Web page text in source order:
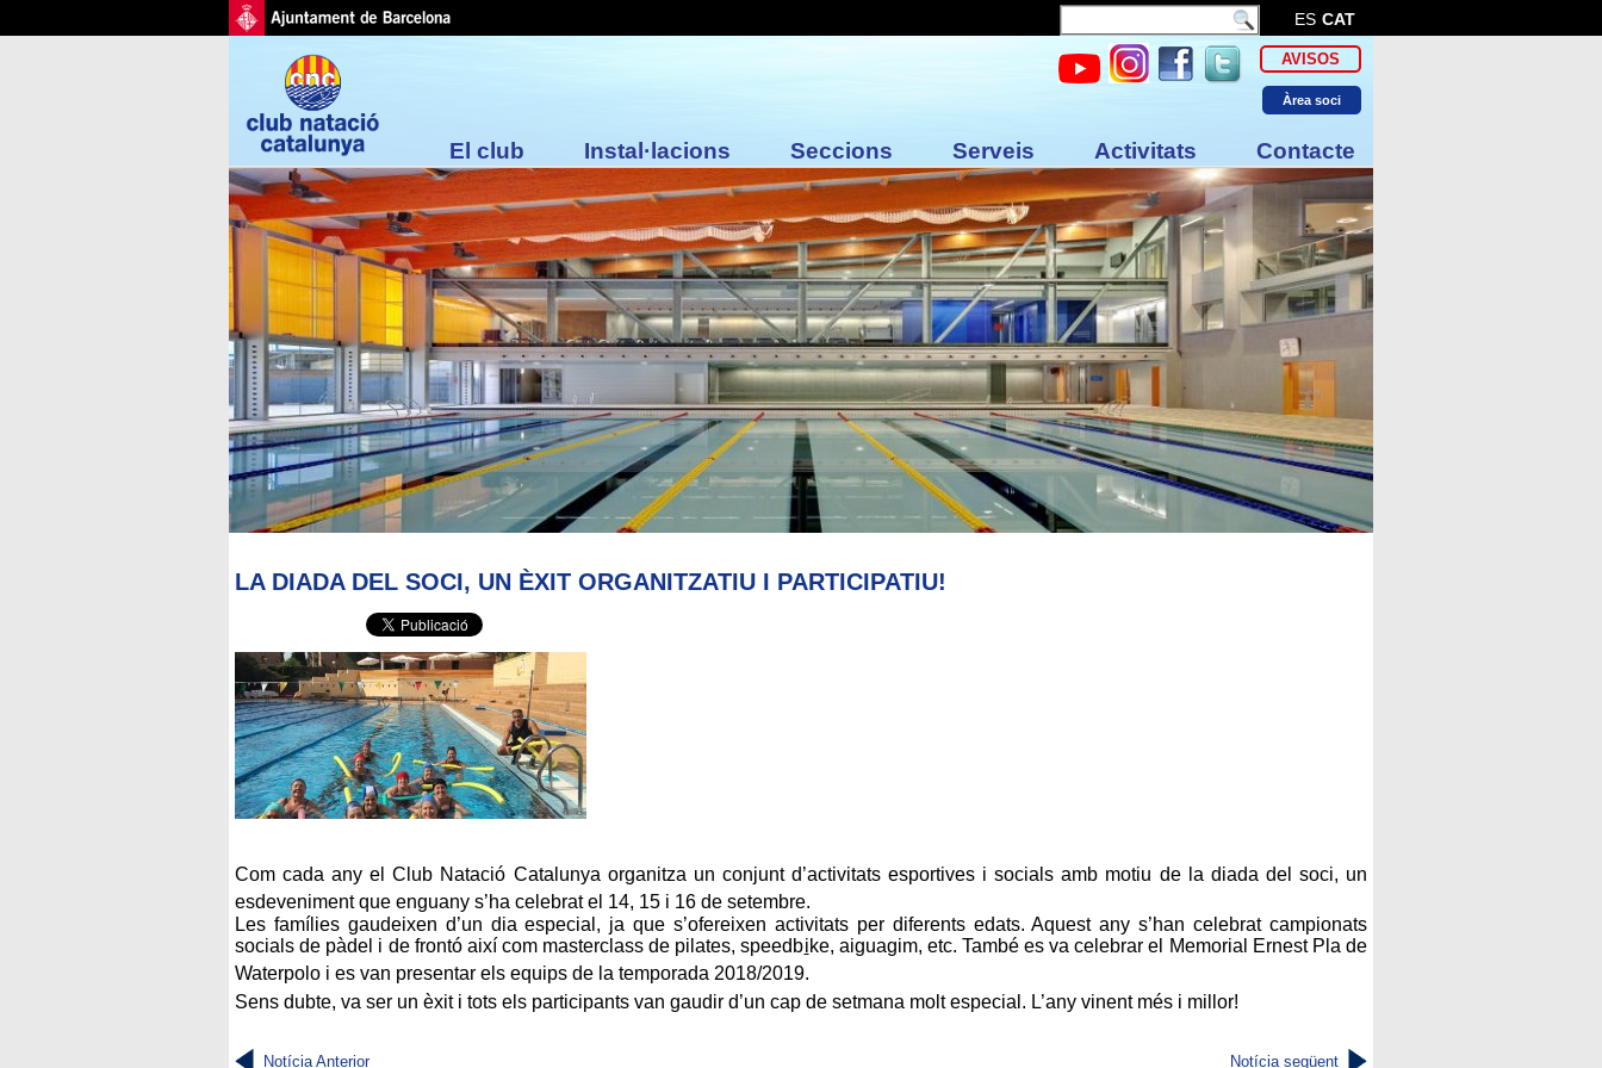
ES CAT
AVISOS
Àrea soci
El club Instal·lacions Seccions Serveis Activitats Contacte
LA DIADA DEL SOCI, UN ÈXIT ORGANITZATIU I PARTICIPATIU!
Com cada any el Club Natació Catalunya organitza un conjunt d’activitats esportives i socials amb motiu de la diada del soci, un
esdeveniment que enguany s’ha celebrat el 14, 15 i 16 de setembre.
Les famílies gaudeixen d’un dia especial, ja que s’ofereixen activitats per diferents edats. Aquest any s’han celebrat campionats
socials de pàdel i de frontó així com masterclass de pilates, speedbike, aiguagim, etc. També es va celebrar el Memorial Ernest Pla de
Waterpolo i es van presentar els equips de la temporada 2018/2019.
Sens dubte, va ser un èxit i tots els participants van gaudir d’un cap de setmana molt especial. L’any vinent més i millor!
Notícia Anterior Notícia següent